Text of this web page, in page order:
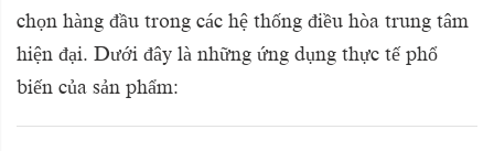
chọn hàng đầu trong các hệ thống điều hòa trung tâm
hiện đại. Dưới đây là những ứng dụng thực tế phổ
biến của sản phẩm: